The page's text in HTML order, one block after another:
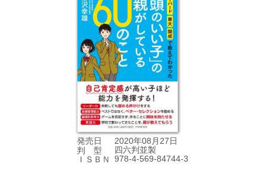
発売日
2020年08月27日
判 型
四六判並製
ＩＳＢＮ
978-4-569-84744-3